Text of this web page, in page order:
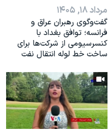
مرداد ۱۸, ۱۴۰۵
گفت‌وگوی رهبران عراق و
فرانسه؛ توافق بغداد با
کنسرسیومی از شرکت‌ها برای
ساخت خط لوله انتقال نفت